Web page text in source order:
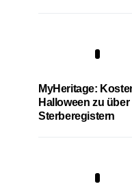
MyHeritage:
Halloween zu
Sterberegistern